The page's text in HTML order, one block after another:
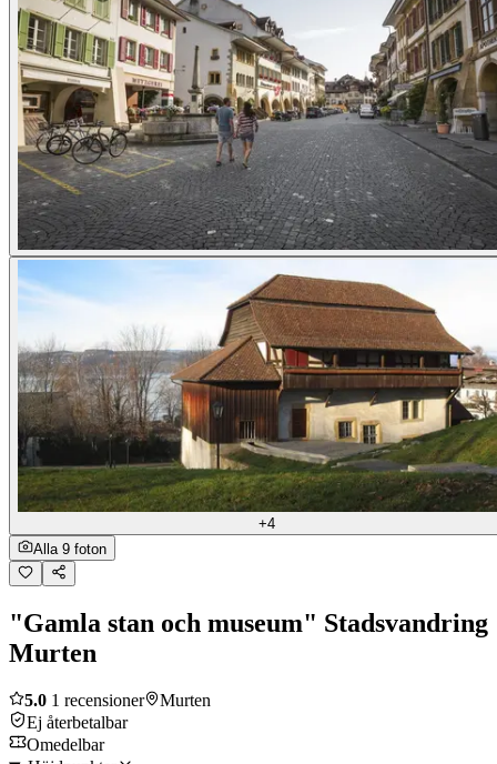
+4
Alla 9 foton
"Gamla stan och museum" Stadsvandring
Murten
5.0 1 recensioner
Murten
Ej återbetalbar
Omedelbar